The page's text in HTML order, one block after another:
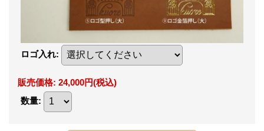
ロゴ入れ:
販売価格: 24,000円(税込)
数量: